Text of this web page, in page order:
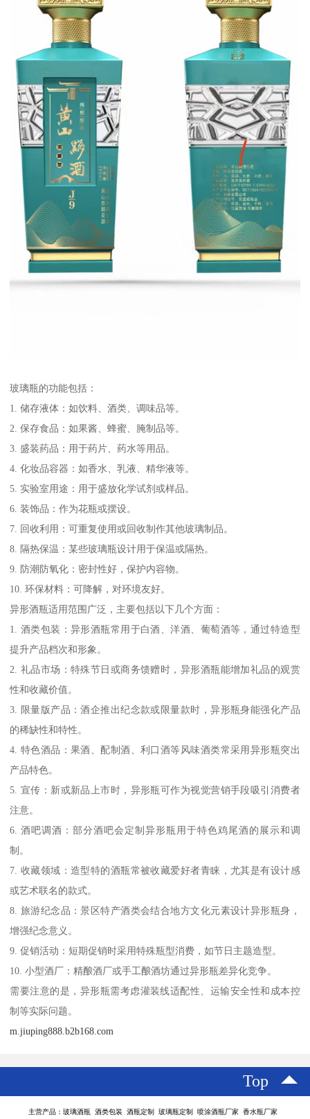
玻璃瓶的功能包括：
1. 储存液体：如饮料、酒类、调味品等。
2. 保存食品：如果酱、蜂蜜、腌制品等。
3. 盛装药品：用于药片、药水等用品。
4. 化妆品容器：如香水、乳液、精华液等。
5. 实验室用途：用于盛放化学试剂或样品。
6. 装饰品：作为花瓶或摆设。
7. 回收利用：可重复使用或回收制作其他玻璃制品。
8. 隔热保温：某些玻璃瓶设计用于保温或隔热。
9. 防潮防氧化：密封性好，保护内容物。
10. 环保材料：可降解，对环境友好。
异形酒瓶适用范围广泛，主要包括以下几个方面：
1. 酒类包装：异形酒瓶常用于白酒、洋酒、葡萄酒等，通过特造型
提升产品档次和形象。
2. 礼品市场：特殊节日或商务馈赠时，异形酒瓶能增加礼品的观赏
性和收藏价值。
3. 限量版产品：酒企推出纪念款或限量款时，异形瓶身能强化产品
的稀缺性和特性。
4. 特色酒品：果酒、配制酒、利口酒等风味酒类常采用异形瓶突出
产品特色。
5. 宣传：新或新品上市时，异形瓶可作为视觉营销手段吸引消费者
注意。
6. 酒吧调酒：部分酒吧会定制异形瓶用于特色鸡尾酒的展示和调
制。
7. 收藏领域：造型特的酒瓶常被收藏爱好者青睐，尤其是有设计感
或艺术联名的款式。
8. 旅游纪念品：景区特产酒类会结合地方文化元素设计异形瓶身，
增强纪念意义。
9. 促销活动：短期促销时采用特殊瓶型消费，如节日主题造型。
10. 小型酒厂：精酿酒厂或手工酿酒坊通过异形瓶差异化竞争。
需要注意的是，异形瓶需考虑灌装线适配性、运输安全性和成本控
制等实际问题。
m.jiuping888.b2b168.com
Top
主营产品：玻璃酒瓶 酒类包装 酒瓶定制 玻璃瓶定制 喷涂酒瓶厂家 香水瓶厂家